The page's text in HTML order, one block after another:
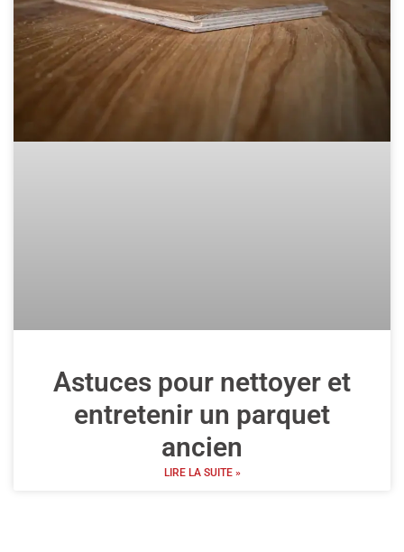
Astuces pour nettoyer et
entretenir un parquet
ancien
LIRE LA SUITE »